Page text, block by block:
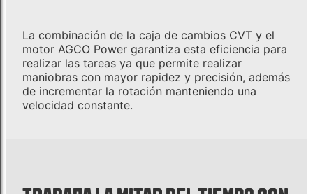
La combinación de la caja de cambios CVT y el
motor AGCO Power garantiza esta eficiencia para
realizar las tareas ya que permite realizar
maniobras con mayor rapidez y precisión, además
de incrementar la rotación manteniendo una
velocidad constante.